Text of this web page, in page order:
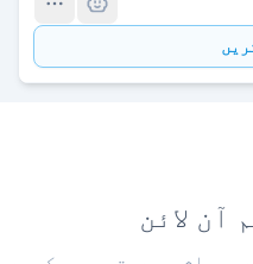
آن لائن